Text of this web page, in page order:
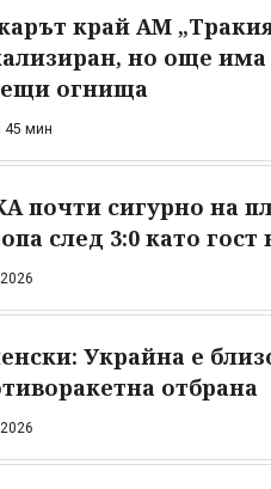
край АМ
но още
огнища
45 мин
почти сигурно на
след 3:0 като гост
Украйна е
отбрана